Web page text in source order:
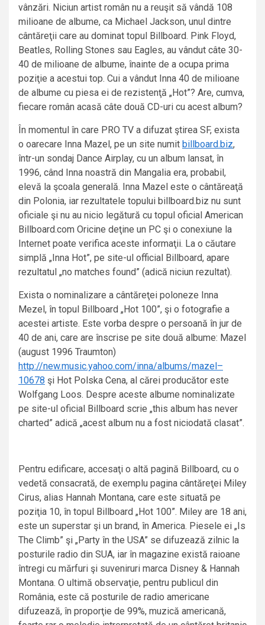
vânzări. Niciun artist român nu a reuşit să vândă 108
milioane de albume, ca Michael Jackson, unul dintre
cântăreţii care au dominat topul Billboard. Pink Floyd,
Beatles, Rolling Stones sau Eagles, au vândut câte 30-
40 de milioane de albume, înainte de a ocupa prima
poziţie a acestui top. Cui a vândut Inna 40 de milioane
de albume cu piesa ei de rezistenţă „Hot”? Are, cumva,
fiecare român acasă câte două CD-uri cu acest album?
În momentul în care PRO TV a difuzat ştirea SF, exista
o oarecare Inna Mazel, pe un site numit billboard.biz,
într-un sondaj Dance Airplay, cu un album lansat, în
1996, când Inna noastră din Mangalia era, probabil,
elevă la şcoala generală. Inna Mazel este o cântăreaţă
din Polonia, iar rezultatele topului billboard.biz nu sunt
oficiale şi nu au nicio legătură cu topul oficial American
Billboard.com Oricine deţine un PC şi o conexiune la
Internet poate verifica aceste informaţii. La o căutare
simplă „Inna Hot”, pe site-ul official Billboard, apare
rezultatul „no matches found” (adică niciun rezultat).
Exista o nominalizare a cântăreţei poloneze Inna
Mezel, în topul Billboard „Hot 100”, şi o fotografie a
acestei artiste. Este vorba despre o persoană în jur de
40 de ani, care are înscrise pe site două albume: Mazel
(august 1996 Traumton)
http://new.music.yahoo.com/inna/albums/mazel–
10678 şi Hot Polska Cena, al cărei producător este
Wolfgang Loos. Despre aceste albume nominalizate
pe site-ul oficial Billboard scrie „this album has never
charted” adică „acest album nu a fost niciodată clasat”.
Pentru edificare, accesaţi o altă pagină Billboard, cu o
vedetă consacrată, de exemplu pagina cântăreţei Miley
Cirus, alias Hannah Montana, care este situată pe
poziţia 10, în topul Billboard „Hot 100”. Miley are 18 ani,
este un superstar şi un brand, în America. Piesele ei „Is
The Climb” şi „Party în the USA” se difuzează zilnic la
posturile radio din SUA, iar în magazine există raioane
întregi cu mărfuri şi suveniruri marca Disney & Hannah
Montana. O ultimă observaţie, pentru publicul din
România, este că posturile de radio americane
difuzează, în proporţie de 99%, muzică americană,